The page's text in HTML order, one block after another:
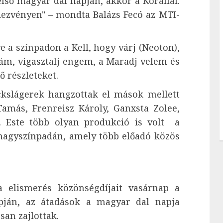
– mondta Balázs Fecó az MTI-
színpadon a Kell, hogy várj (Neoton),
vigasztalj engem, a Maradj velem és
részleteket.
hangzottak el mások mellett
Frenreisz Károly, Ganxsta Zolee,
Este több olyan produkció is volt a
amely több előadó közös
elismerés közönségdíjait vasárnap a
az átadások a magyar dal napja
zajlottak.